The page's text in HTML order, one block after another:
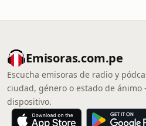
Emisoras.com.pe
Escucha emisoras de radio y
ciudad, género o estado de
dispositivo.